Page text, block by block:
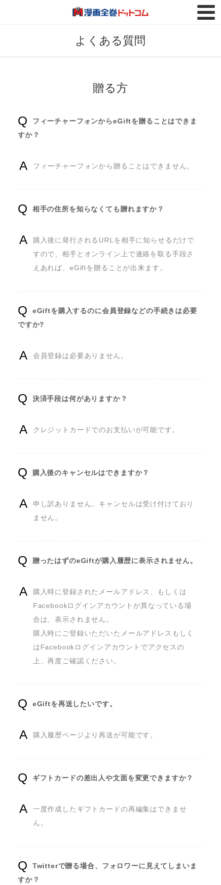
トップページ
よくある質問
贈る方
フィーチャーフォンからeGiftを贈ることはできま
すか？
フィーチャーフォンから贈ることはできません。
相手の住所を知らなくても贈れますか？
購入後に発行されるURLを相手に知らせるだけで
すので、相手とオンライン上で連絡を取る手段さ
えあれば、eGiftを贈ることが出来ます。
eGiftを購入するのに会員登録などの手続きは必要
ですか?
会員登録は必要ありません。
決済手段は何がありますか？
クレジットカードでのお支払いが可能です。
購入後のキャンセルはできますか？
申し訳ありません。キャンセルは受け付けており
ません。
贈ったはずのeGiftが購入履歴に表示されません。
購入時に登録されたメールアドレス、もしくは
Facebookログインアカウントが異なっている場
合は、表示されません。
購入時にご登録いただいたメールアドレスもしく
はFacebookログインアカウントでアクセスの
上、再度ご確認ください。
eGiftを再送したいです。
購入履歴ページより再送が可能です。
ギフトカードの差出人や文面を変更できますか？
一度作成したギフトカードの再編集はできませ
ん。
Twitterで贈る場合、フォロワーに見えてしまいま
すか？